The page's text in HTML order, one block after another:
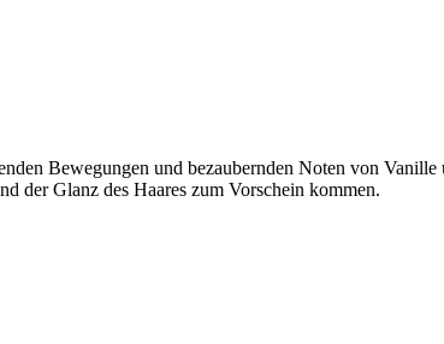
Bewegungen und bezaubernden Noten von
der Glanz des Haares zum Vorschein kommen.